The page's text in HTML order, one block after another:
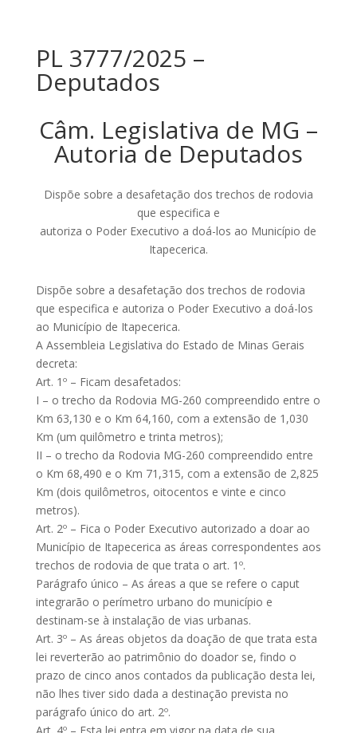
PL 3777/2025 –
Deputados
Câm. Legislativa de MG –
Autoria de Deputados
Dispõe sobre a desafetação dos trechos de rodovia
que especifica e
autoriza o Poder Executivo a doá-los ao Município de
Itapecerica.
Dispõe sobre a desafetação dos trechos de rodovia
que especifica e autoriza o Poder Executivo a doá-los
ao Município de Itapecerica.
A Assembleia Legislativa do Estado de Minas Gerais
decreta:
Art. 1º – Ficam desafetados:
I – o trecho da Rodovia MG-260 compreendido entre o
Km 63,130 e o Km 64,160, com a extensão de 1,030
Km (um quilômetro e trinta metros);
II – o trecho da Rodovia MG-260 compreendido entre
o Km 68,490 e o Km 71,315, com a extensão de 2,825
Km (dois quilômetros, oitocentos e vinte e cinco
metros).
Art. 2º – Fica o Poder Executivo autorizado a doar ao
Município de Itapecerica as áreas correspondentes aos
trechos de rodovia de que trata o art. 1º.
Parágrafo único – As áreas a que se refere o caput
integrarão o perímetro urbano do município e
destinam-se à instalação de vias urbanas.
Art. 3º – As áreas objetos da doação de que trata esta
lei reverterão ao patrimônio do doador se, findo o
prazo de cinco anos contados da publicação desta lei,
não lhes tiver sido dada a destinação prevista no
parágrafo único do art. 2º.